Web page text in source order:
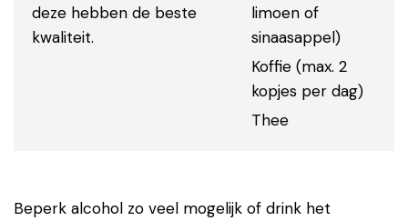
deze hebben de beste
kwaliteit.
limoen of
sinaasappel)
Koffie (max. 2
kopjes per dag)
Thee
Beperk alcohol zo veel mogelijk of drink het